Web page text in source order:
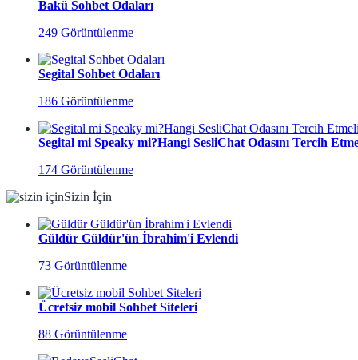
Bakü Sohbet Odaları
249 Görüntülenme
Segital Sohbet Odaları
186 Görüntülenme
Segital mi Speaky mi?Hangi SesliChat Odasını Tercih
174 Görüntülenme
Sizin İçin
Güldür Güldür'ün İbrahim'i Evlendi
73 Görüntülenme
Ücretsiz mobil Sohbet Siteleri
88 Görüntülenme